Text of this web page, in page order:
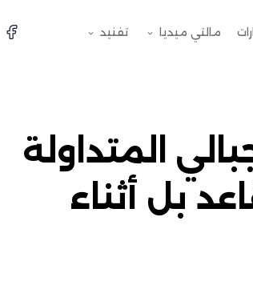
مالتي ميديا تفنيد
المتداولة
بل أثناء